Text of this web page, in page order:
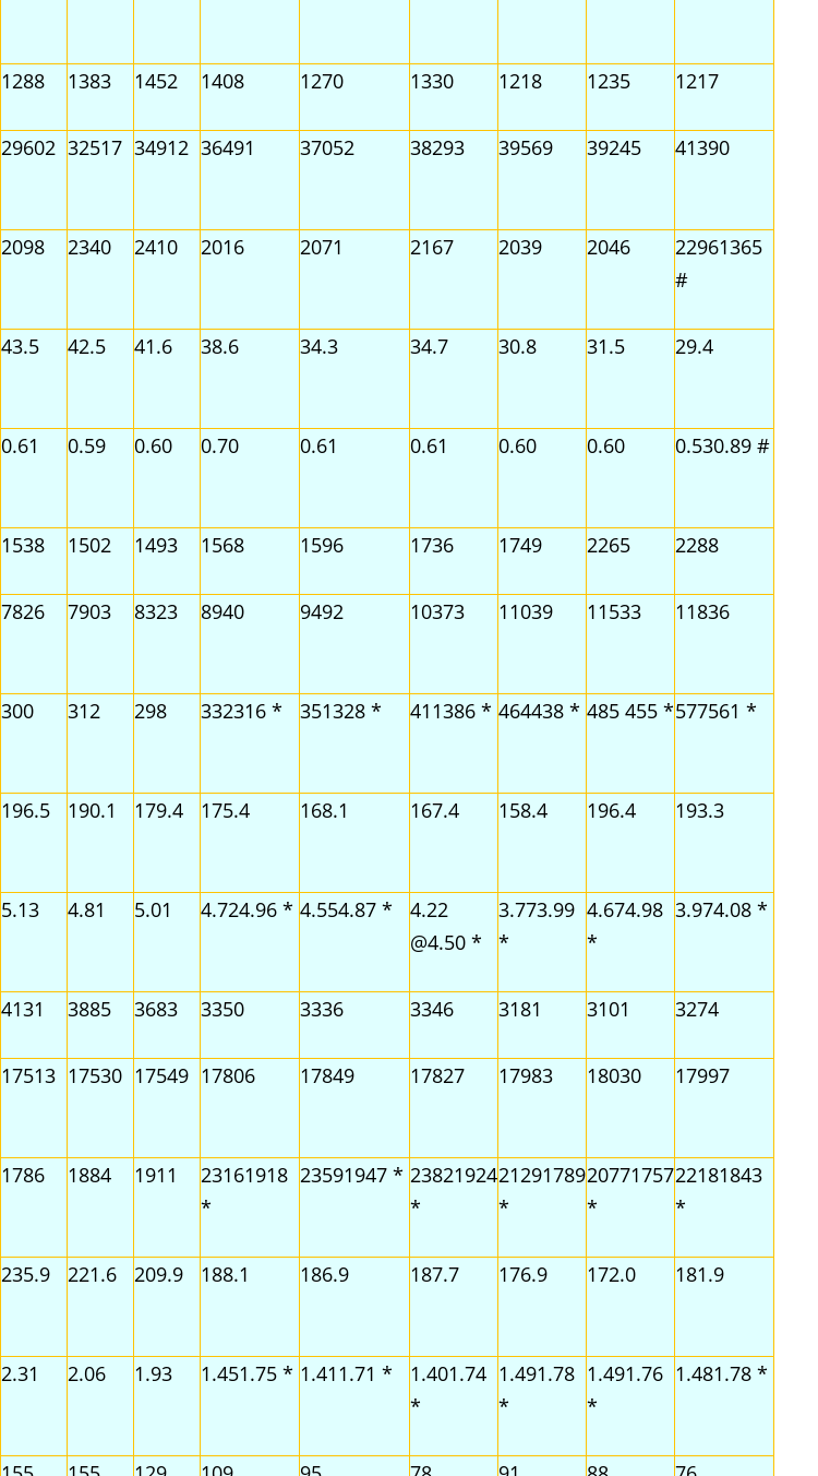
1288 1383 1452 1408 1270 1330 1218 1235 1217
29602 32517 34912 36491 37052 38293 39569 39245 41390
2098 2340 2410 2016 2071 2167 2039 2046
22961365
#
43.5 42.5 41.6 38.6 34.3 34.7 30.8 31.5 29.4
0.61 0.59 0.60 0.70 0.61 0.61 0.60 0.60 0.530.89 #
1538 1502 1493 1568 1596 1736 1749 2265 2288
7826 7903 8323 8940 9492 10373 11039 11533 11836
300 312 298 332316 * 351328 * 411386 * 464438 * 485 455 *577561 *
196.5 190.1 179.4 175.4 168.1 167.4 158.4 196.4 193.3
5.13 4.81 5.01 4.724.96 * 4.554.87 *
4.22
@4.50 *
3.773.99
*
4.674.98
*
3.974.08 *
4131 3885 3683 3350 3336 3346 3181 3101 3274
17513 17530 17549 17806 17849 17827 17983 18030 17997
1786 1884 1911
23161918
*
23591947 * 23821924
*
21291789
*
20771757
*
22181843
*
235.9 221.6 209.9 188.1 186.9 187.7 176.9 172.0 181.9
2.31 2.06 1.93 1.451.75 * 1.411.71 *
1.401.74
*
1.491.78
*
1.491.76
*
1.481.78 *